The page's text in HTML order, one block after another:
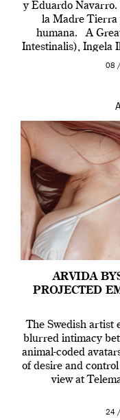
y Eduardo Navarro.
la Madre Tierra
humana. A
Intestinalis), Ingela
08
ARVIDA
PROJECTED
The Swedish artist
blurred intimacy
animal-coded
of desire and
view at
24